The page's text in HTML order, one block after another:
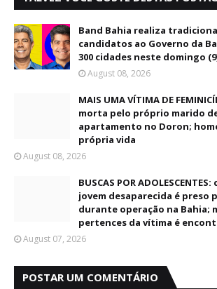
Band Bahia realiza
candidatos ao Governo da
300 cidades neste domingo
August 08, 2026
MAIS UMA VÍTIMA DE
morta pelo próprio marido
apartamento no Doron;
própria vida
August 08, 2026
BUSCAS POR
jovem desaparecida é preso
durante operação na Bahia;
pertences da vítima é
August 07, 2026
POSTAR UM COMENTÁRIO